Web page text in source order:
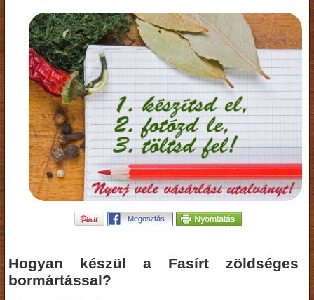
Hogyan készül a Fasírt zöldséges
bormártással?